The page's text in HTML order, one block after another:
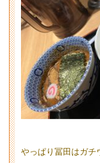
やっぱり冨田はガチ